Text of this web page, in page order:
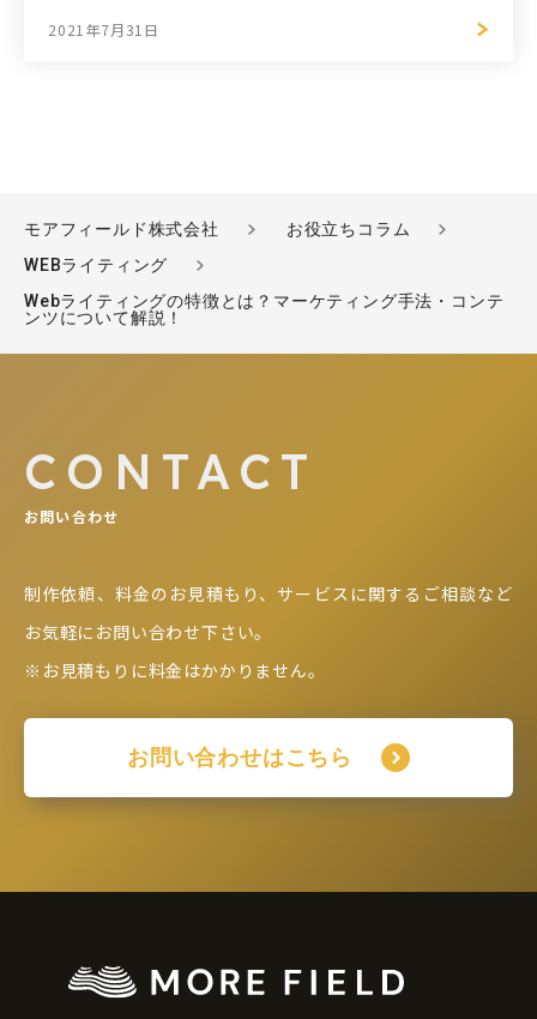
2021年7月31日
モアフィールド株式会社
お役立ちコラム
WEBライティング
Webライティングの特徴とは？マーケティング手法・コンテ
ンツについて解説！
CONTACT
お問い合わせ
制作依頼、料金のお見積もり、サービスに関するご相談など
お気軽にお問い合わせ下さい。
※お見積もりに料金はかかりません。
お問い合わせはこちら